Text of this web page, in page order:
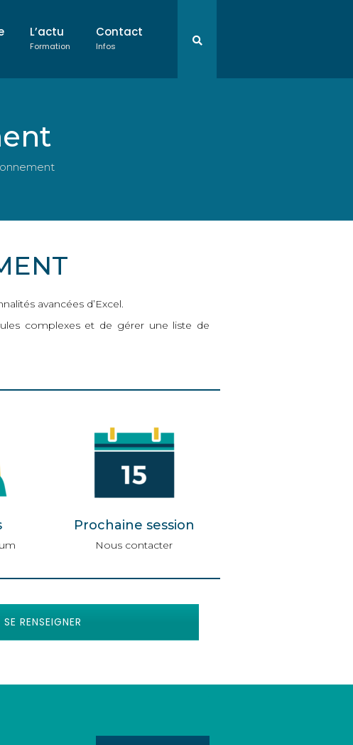
L’actu
Formation
Contact
Infos
avancées d’Excel.
complexes et de gérer une liste de
Prochaine session
Nous contacter
SE RENSEIGNER